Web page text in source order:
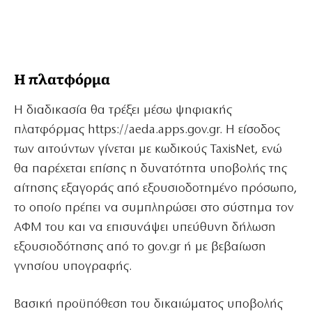
Η πλατφόρμα
Η διαδικασία θα τρέξει μέσω ψηφιακής
πλατφόρμας https://aeda.apps.gov.gr. Η είσοδος
των αιτούντων γίνεται με κωδικούς TaxisNet, ενώ
θα παρέχεται επίσης η δυνατότητα υποβολής της
αίτησης εξαγοράς από εξουσιοδοτημένο πρόσωπο,
το οποίο πρέπει να συμπληρώσει στο σύστημα τον
ΑΦΜ του και να επισυνάψει υπεύθυνη δήλωση
εξουσιοδότησης από το gov.gr ή με βεβαίωση
γνησίου υπογραφής.
Βασική προϋπόθεση του δικαιώματος υποβολής